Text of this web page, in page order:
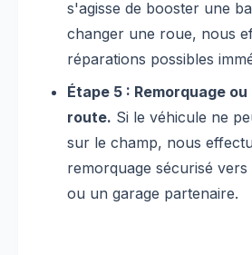
s'agisse de booster une
changer une roue, nous
réparations possibles
Étape 5 : Remorquage
route. Si le véhicule ne
sur le champ, nous
remorquage sécurisé
ou un garage partenaire.